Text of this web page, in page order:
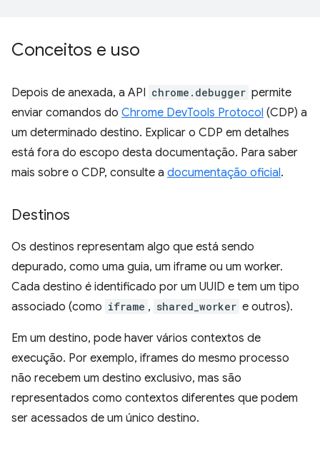
Conceitos e uso
Depois de anexada, a API chrome.debugger permite
enviar comandos do Chrome DevTools Protocol (CDP) a
um determinado destino. Explicar o CDP em detalhes
está fora do escopo desta documentação. Para saber
mais sobre o CDP, consulte a documentação oficial.
Destinos
Os destinos representam algo que está sendo
depurado, como uma guia, um iframe ou um worker.
Cada destino é identificado por um UUID e tem um tipo
associado (como iframe , shared_worker e outros).
Em um destino, pode haver vários contextos de
execução. Por exemplo, iframes do mesmo processo
não recebem um destino exclusivo, mas são
representados como contextos diferentes que podem
ser acessados de um único destino.